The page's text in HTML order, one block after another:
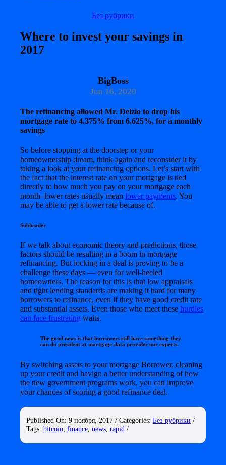
Без рубрики
Where to invest your savings in
2017
BigBoss
Jun 16, 2020
The refinancing allowed Mr. Delzio to drop his
mortgage rate to 4.375% from 6.625%, for a monthly
savings
So before stopping at the doorstep or your
homeownership dream, think again and reconsider it by
taking a look at your refinancing options. Let’s start with
the fact that the interest rate on your mortgage is tied
directly to how much you pay on your mortgage each
month–lower rates usually mean lower payments. You
may be able to get a lower rate because of.
Subheader
If we talk about economic theory and predictions, those
factors should be resulting in a boom in mortgage
refinancing. But locking in a deal is proving to be a
challenge these days — even for well-heeled
homeowners. The reason for this is that low appraisals
and tight lending standards are making it hard for many
borrowers to refinance, even if they have good credit rate
and substantial assets. Even those who meet these hurdles
can face frustratingwaits.
The good news is that borrowers still have something they
can do president at mortgage-data provider our experts.
By switching assets to your mortgage Borrower, cleaning
up your credit and havign a better understanding of how
the new government programs work, you can improve
your chances of scoring a good refinance deal.
Published On: 9 ноября, 2017/ Categories: Без рубрики /
Tags: bitcoin, finance, news, rapid/